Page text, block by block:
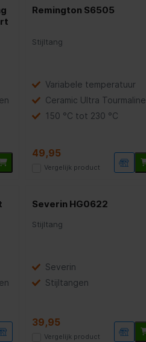
Remington S6505
Stijltang
Variabele temperatuur
Ceramic Ultra Tourmaline
150 °C tot 230 °C
49,95
Vergelijk product
Severin HG0622
Stijltang
Severin
Stijltangen
39,95
Vergelijk product